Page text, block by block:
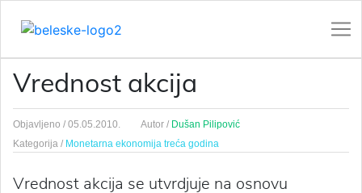
Vrednost akcija
Objavljeno / 05.05.2010. Autor / Dušan Pilipović
Kategorija / Monetarna ekonomija treća godina
Vrednost akcija se utvrdjuje na osnovu